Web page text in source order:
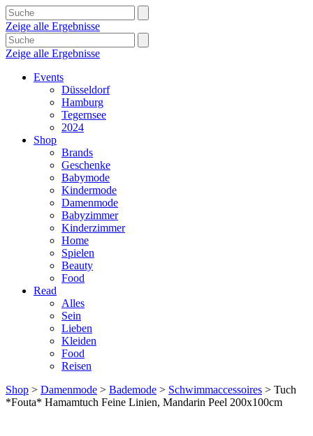
Zeige alle Ergebnisse
Zeige alle Ergebnisse
Events
Düsseldorf
Hamburg
Tegernsee
2024
Shop
Brands
Geschenke
Babymode
Kindermode
Damenmode
Babyzimmer
Kinderzimmer
Home
Spielen
Beauty
Food
Read
Alles
Sein
Lieben
Kleiden
Food
Reisen
Shop > Damenmode > Bademode > Schwimmaccessoires > Tuch
*Fouta* Hamamtuch Feine Linien, Mandarin Peel 200x100cm